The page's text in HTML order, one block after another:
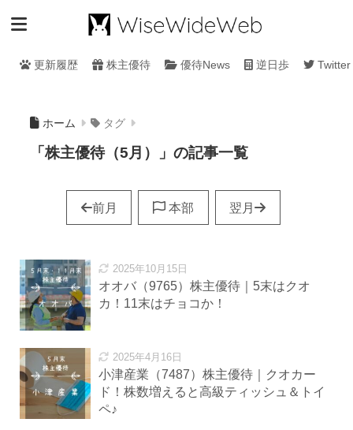
更新履歴 株主優待 優待News 逆日歩 Twitter
ホーム タグ
「株主優待（5月）」の記事一覧
前月 本部 翌月
2025年10月15日
オオバ（9765）株主優待｜5末はクオ
カ！11末はチョコか！
2025年4月16日
小津産業（7487）株主優待｜クオカー
ド！株数増えると高級ティッシュ＆トイ
ペ♪